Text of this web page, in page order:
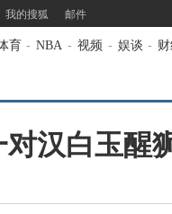
我的搜狐 邮件
育 - NBA - 视频 - 娱谈 -
汉白玉醒